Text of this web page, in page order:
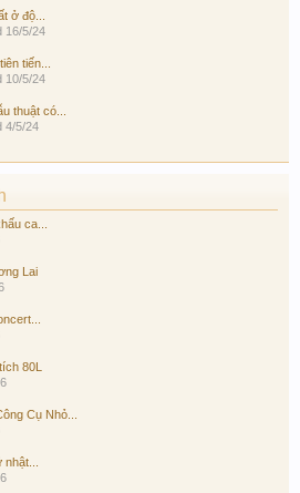
ở độ...
16/5/24
tiến...
10/5/24
thuật có...
4/5/24
ca...
Lai
80L
Cụ Nhỏ...